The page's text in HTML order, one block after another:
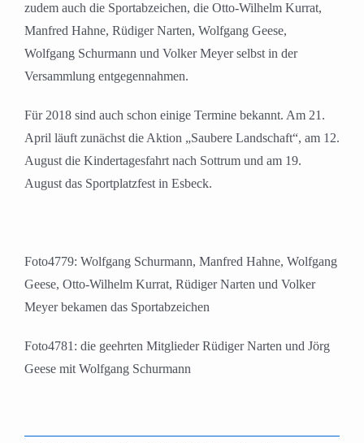
zudem auch die Sportabzeichen, die Otto-Wilhelm Kurrat,
Manfred Hahne, Rüdiger Narten, Wolfgang Geese,
Wolfgang Schurmann und Volker Meyer selbst in der
Versammlung entgegennahmen.
Für 2018 sind auch schon einige Termine bekannt. Am 21.
April läuft zunächst die Aktion „Saubere Landschaft“, am 12.
August die Kindertagesfahrt nach Sottrum und am 19.
August das Sportplatzfest in Esbeck.
Foto4779: Wolfgang Schurmann, Manfred Hahne, Wolfgang
Geese, Otto-Wilhelm Kurrat, Rüdiger Narten und Volker
Meyer bekamen das Sportabzeichen
Foto4781: die geehrten Mitglieder Rüdiger Narten und Jörg
Geese mit Wolfgang Schurmann